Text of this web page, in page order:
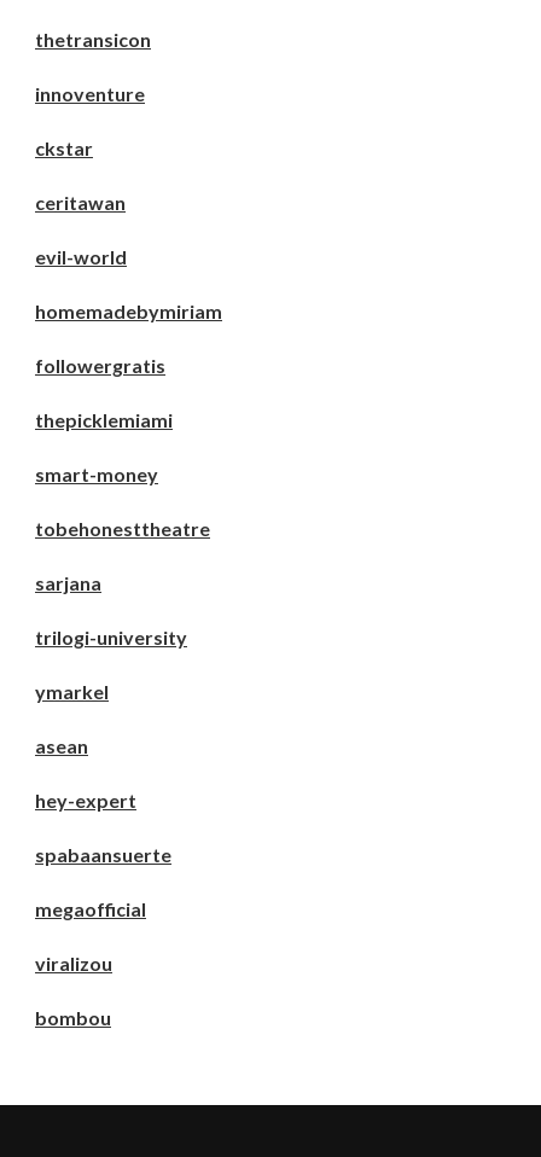
thetransicon
innoventure
ckstar
ceritawan
evil-world
homemadebymiriam
followergratis
thepicklemiami
smart-money
tobehonesttheatre
sarjana
trilogi-university
ymarkel
asean
hey-expert
spabaansuerte
megaofficial
viralizou
bombou